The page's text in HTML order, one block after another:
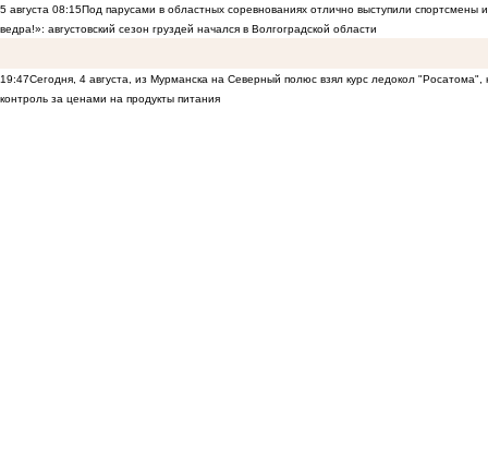
5 августа 08:15Под парусами в областных соревнованиях отлично выступили спортсмены
ведра!»: августовский сезон груздей начался в Волгоградской области
19:47Сегодня, 4 августа, из Мурманска на Северный полюс взял курс ледокол
контроль за ценами на продукты питания